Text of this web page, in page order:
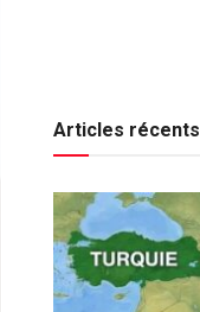
Articles récents